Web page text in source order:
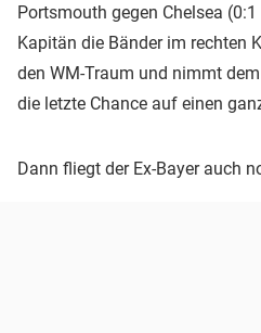
Portsmouth gegen Chelsea
Kapitän die Bänder im rechten
den WM-Traum und nimmt
die letzte Chance auf einen
Dann fliegt der Ex-Bayer auch